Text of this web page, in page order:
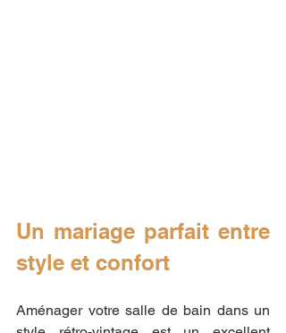
Un mariage parfait entre
style et confort
Aménager votre salle de bain dans un